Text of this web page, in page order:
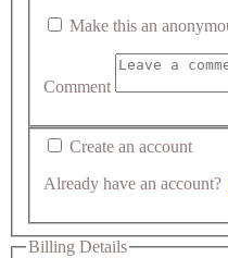
Make this an
Comment
Create an account
Already have an account?
Billing Details